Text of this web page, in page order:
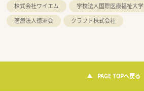
株式会社ワイエム
学校法人国際医療福祉大学
医療法人徳洲会
クラフト株式会社
PAGE TOPへ戻る